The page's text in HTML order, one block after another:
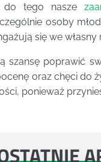
do tego nasze
osoby
się we
szansę poprawić
oraz chęci do
ponieważ